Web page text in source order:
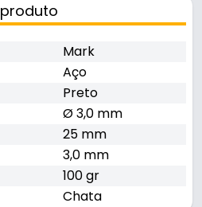
Mark
Aço
Preto
Ø 3,0 mm
25 mm
3,0 mm
100 gr
Chata